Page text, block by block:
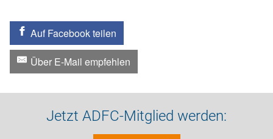
Auf Facebook teilen
Über E-Mail empfehlen
Jetzt ADFC-Mitglied werden: